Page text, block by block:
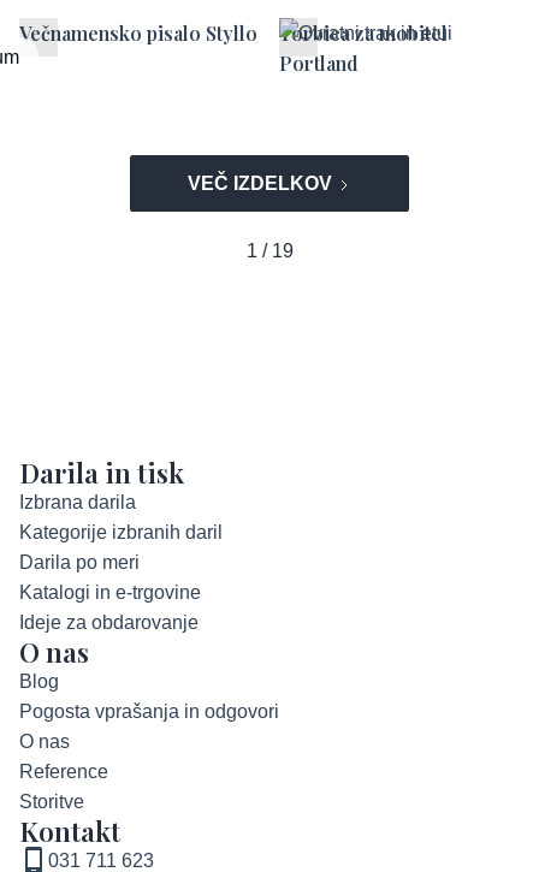
Večnamensko pisalo Styllo
Torbica za mobitel
Portland
VEČ IZDELKOV
1 / 19
Darila in tisk
Izbrana darila
Kategorije izbranih daril
Darila po meri
Katalogi in e-trgovine
Ideje za obdarovanje
O nas
Blog
Pogosta vprašanja in odgovori
O nas
Reference
Storitve
Kontakt
031 711 623